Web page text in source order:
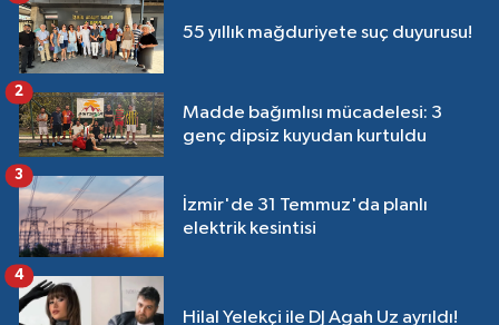
55 yıllık mağduriyete suç duyurusu!
Madde bağımlısı mücadelesi: 3
genç dipsiz kuyudan kurtuldu
2
İzmir'de 31 Temmuz'da planlı
elektrik kesintisi
3
Hilal Yelekçi ile DJ Agah Uz ayrıldı!
4